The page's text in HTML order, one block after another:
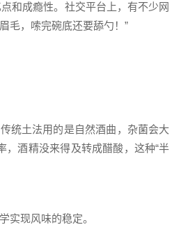
和成瘾性。社交平台上，有不少网
毛，嗦完碗底还要舔勺！”
统土法用的是自然酒曲，杂菌会大
酒精没来得及转成醋酸，这种“半
实现风味的稳定。